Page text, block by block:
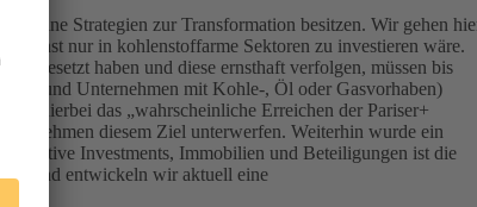
keine Strategien zur Transformation besitzen. Wir gehen
sonst nur in kohlenstoffarme Sektoren zu investieren wäre.
gesetzt haben und diese ernsthaft verfolgen, müssen bis
und Unternehmen mit Kohle-, Öl oder Gasvorhaben)
ist hierbei das „wahrscheinliche Erreichen der Pariser+
diesem Ziel unterwerfen. Weiterhin wurde ein
Investments, Immobilien und Beteiligungen ist die
entwickeln wir aktuell eine